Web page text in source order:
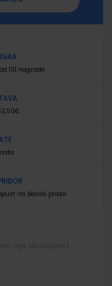
101 nagrade
na školski pribor